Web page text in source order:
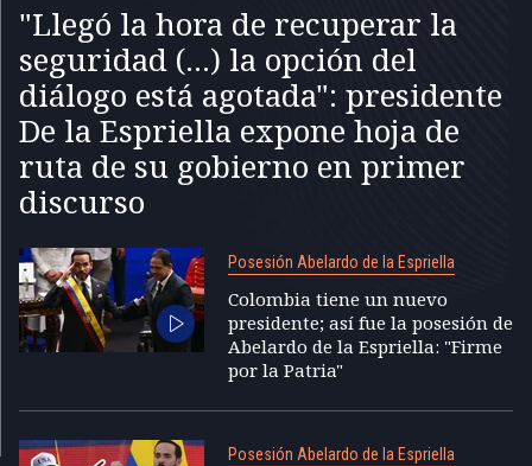
"Llegó la hora de recuperar la
seguridad (...) la opción del
diálogo está agotada": presidente
De la Espriella expone hoja de
ruta de su gobierno en primer
discurso
Posesión Abelardo de la Espriella
Colombia tiene un nuevo
presidente; así fue la posesión de
Abelardo de la Espriella: "Firme
por la Patria"
Posesión Abelardo de la Espriella